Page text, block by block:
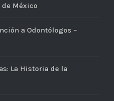
México
a Odontólogos –
La Historia de la